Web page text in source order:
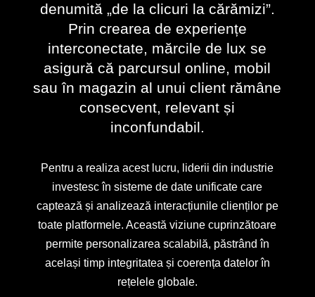
denumită „de la clicuri la cărămizi”.
Prin crearea de experiențe
interconectate, mărcile de lux se
asigură că parcursul online, mobil
sau în magazin al unui client rămâne
consecvent, relevant și
inconfundabil.
Pentru a realiza acest lucru, liderii din industrie
investesc în sisteme de date unificate care
captează și analizează interacțiunile clienților pe
toate platformele. Această viziune cuprinzătoare
permite personalizarea scalabilă, păstrând în
același timp integritatea și coerența datelor în
rețelele globale.